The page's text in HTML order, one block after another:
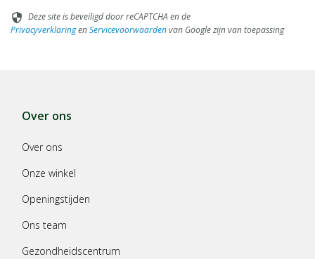
security Deze site is beveiligd door reCAPTCHA en de
PrivacyverklaringenServicevoorwaardenvan Google zijn van toepassing
Over ons
Over ons
Onze winkel
Openingstijden
Ons team
Gezondheidscentrum